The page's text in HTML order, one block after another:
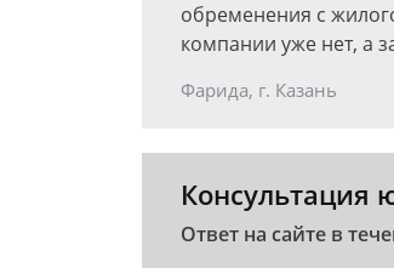
обременения с
компании уже нет, а
Фарида, г. Казань
Консультация
Ответ на сайте в